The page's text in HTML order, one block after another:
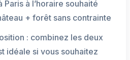
à l’horaire souhaité
+ forêt sans contrainte
: combinez les deux
idéale si vous souhaitez